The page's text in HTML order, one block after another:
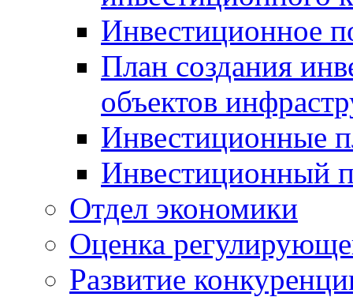
Инвестиционное
План создания
объектов
Инвестиционные
Инвестиционный
Отдел экономики
Оценка
Развитие